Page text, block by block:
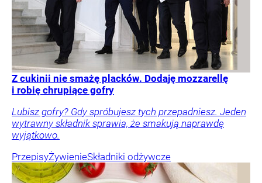
Z cukinii nie smażę placków. Dodaję mozzarellę
i robię chrupiące gofry
Lubisz gofry? Gdy spróbujesz tych przepadniesz. Jeden
wytrawny składnik sprawia, że smakują naprawdę
wyjątkowo.
PrzepisyŻywienieSkładniki odżywcze